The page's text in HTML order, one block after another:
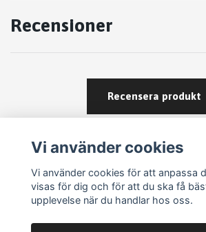
Recensioner
Recensera produkt
Vi använder cookies
Vi använder cookies för att anpassa
visas för dig och för att du ska få
upplevelse när du handlar hos oss.